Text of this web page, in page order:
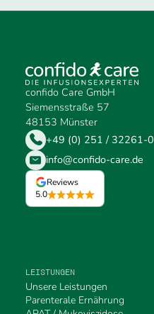
confido Care GmbH
Siemensstraße 57
48153 Münster
+49 (0) 251 / 32261-0
info@confido-care.de
Reviews
5.0
LEISTUNGEN
Unsere Leistungen
Parenterale Ernährung